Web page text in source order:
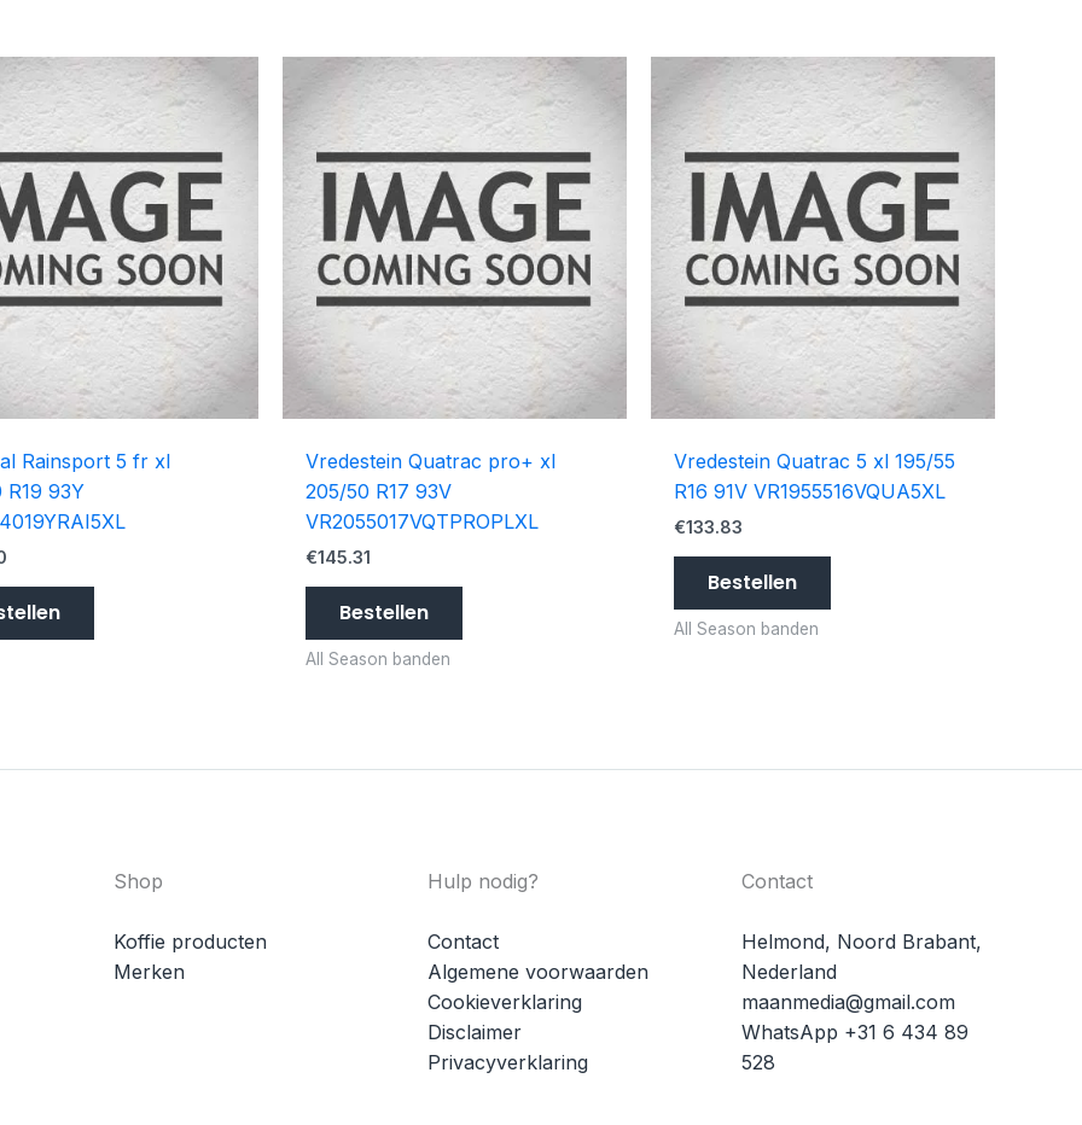
Rainsport 5 fr xl
R19 93Y
Vredestein Quatrac pro+ xl
205/50 R17 93V
VR2055017VQTPROPLXL
€145.31
Bestellen
All Season banden
Vredestein Quatrac 5 xl 195/55
R16 91V VR1955516VQUA5XL
€133.83
Bestellen
All Season banden
Shop
Koffie producten
Merken
Hulp nodig?
Contact
Algemene voorwaarden
Cookieverklaring
Disclaimer
Privacyverklaring
Contact
Helmond, Noord Brabant,
Nederland
maanmedia@gmail.com
WhatsApp +31 6 434 89
528